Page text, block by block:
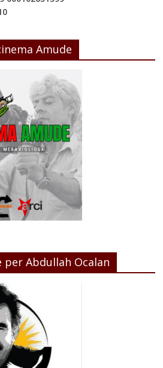
Amude
Abdullah Ocalan